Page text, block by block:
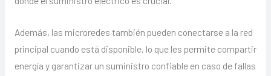
Además, las microredes también pueden conectarse a la red
principal cuando está disponible, lo que les permite compartir
energía y garantizar un suministro confiable en caso de fallas